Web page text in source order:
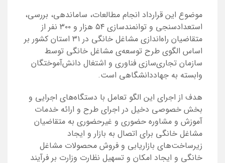
موضوع این قرارداد انجام مطالعات، ساماندهی، بررسی،
استعدادسنجی و توانمندسازی ۵۴ هزار و ۳۰۰ نفر از
متقاضیان راه‌اندازی مشاغل خانگی در ۳۱ استان کشور بر
اساس الگوی طرح توسعه‌ی مشاغل خانگی توسط
سازمان تجاری‌سازی فناوری و اشتغال دانش‌آموختگان
وابسته به جهاددانشگاهی است.
هدف از اجرای این الگو تعامل با دستگاه‌های اجرایی و
بخش خصوصی دخیل در اجرای طرح و ارائه خدمات
آموزش و مشاوره حضوری و غیرحضوری به متقاضیان
مشاغل خانگی برای اتصال به بازار و ایجاد
زیرساخت‌های بازاریابی و فروش محصولات مشاغل
خانگی و ایجاد امکان و تسهیل نظارت وزارت بر فرآیند